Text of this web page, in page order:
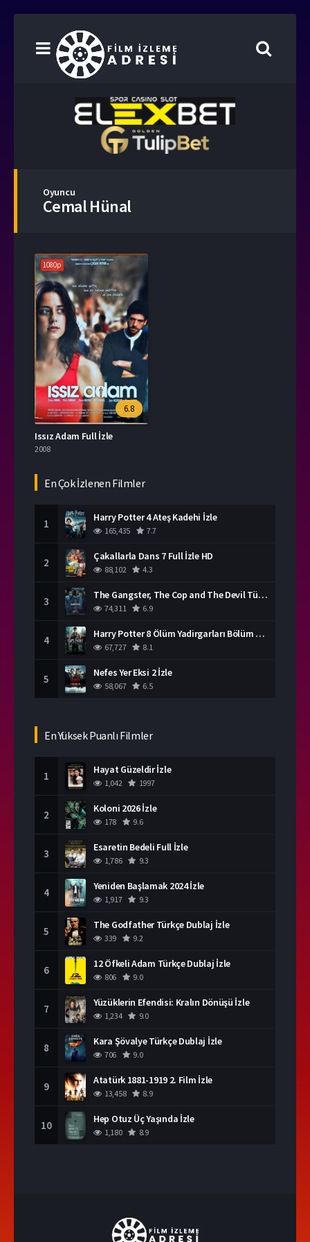
Oyuncu
Cemal Hünal
1080p
6.8
Issız Adam Full İzle
2008
En Çok İzlenen Filmler
1 Harry Potter 4 Ateş Kadehi İzle
165,435 7.7
2 Çakallarla Dans 7 Full İzle HD
88,102 4.3
3 The Gangster, The Cop and The Devil Türkçe Dublaj İzle
74,311 6.9
4 Harry Potter 8 Ölüm Yadirgarları Bölüm 2 İzle
67,727 8.1
5 Nefes Yer Eksi 2 İzle
58,067 6.5
En Yüksek Puanlı Filmler
1 Hayat Güzeldir İzle
1,042 1997
2 Koloni 2026 İzle
178 9.6
3 Esaretin Bedeli Full İzle
1,786 9.3
4 Yeniden Başlamak 2024 İzle
1,917 9.3
5 The Godfather Türkçe Dublaj İzle
339 9.2
6 12 Öfkeli Adam Türkçe Dublaj İzle
806 9.0
7 Yüzüklerin Efendisi: Kralın Dönüşü İzle
1,234 9.0
8 Kara Şövalye Türkçe Dublaj İzle
706 9.0
9 Atatürk 1881-1919 2. Film İzle
13,458 8.9
10 Hep Otuz Üç Yaşında İzle
1,180 8.9